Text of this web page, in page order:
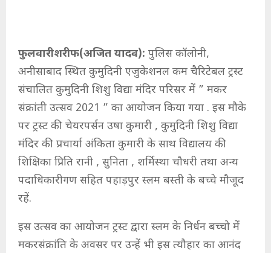
फुलवारीशरीफ(अजित यादव): पुलिस कॉलोनी,
अनीसाबाद स्थित कुमुदिनी एजुकेशनल कम चैरिटेबल ट्रस्ट
संचालित कुमुदिनी शिशु विद्या मंदिर परिसर में ” मकर
संक्रांती उत्सव 2021 ” का आयोजन किया गया . इस मौके
पर ट्रस्ट की चेयरपर्सन उषा कुमारी , कुमुदिनी शिशु विद्या
मंदिर की प्रचार्या अंकिता कुमारी के साथ विद्यालय की
शिक्षिका प्रिति रानी , सुनिता , शर्मिस्था चौधरी तथा अन्य
पदाधिकारीगण सहित पहाड़पुर स्लम बस्ती के बच्चे मौजूद
रहें.
इस उत्सव का आयोजन ट्रस्ट द्वारा स्लम के निर्धन बच्चो में
मकरसंक्रांति के अवसर पर उन्हें भी इस त्यौहार का आनंद